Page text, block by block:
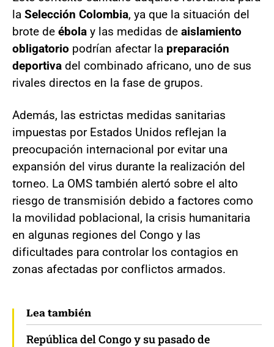
la Selección Colombia, ya que la situación del
brote de ébola y las medidas de aislamiento
obligatorio podrían afectar la preparación
deportiva del combinado africano, uno de sus
rivales directos en la fase de grupos.
Además, las estrictas medidas sanitarias
impuestas por Estados Unidos reflejan la
preocupación internacional por evitar una
expansión del virus durante la realización del
torneo. La OMS también alertó sobre el alto
riesgo de transmisión debido a factores como
la movilidad poblacional, la crisis humanitaria
en algunas regiones del Congo y las
dificultades para controlar los contagios en
zonas afectadas por conflictos armados.
Lea también
República del Congo y su pasado de